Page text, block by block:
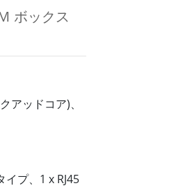
ディスプレイ
More
ボットシス
ボックス
アッドコア)、
プ、1 x RJ45